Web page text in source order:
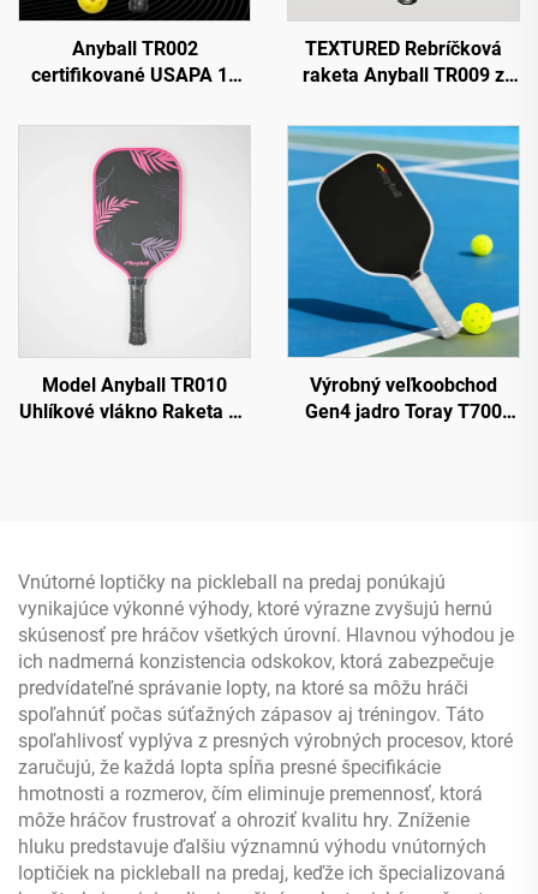
Anyball TR002
certifikované USAPA 16
raketka na padel raketka
na pickleball vysokej
trvanlivosti nástroj na
tréning a zábavu
TEXTURED Rebríčková
raketa Anyball TR009 z
okrajovou ochranou 16
mm
Model Anyball TR010
Uhlíkové vlákno Raketa na
Výrobný veľkoobchod
Gen4 jadro Toray T700
Vnútorné loptičky na pickleball na predaj ponúkajú
vynikajúce výkonné výhody, ktoré výrazne zvyšujú hernú
skúsenosť pre hráčov všetkých úrovní. Hlavnou výhodou je
ich nadmerná konzistencia odskokov, ktorá zabezpečuje
predvídateľné správanie lopty, na ktoré sa môžu hráči
spoľahnúť počas súťažných zápasov aj tréningov. Táto
spoľahlivosť vyplýva z presných výrobných procesov, ktoré
zaručujú, že každá lopta spĺňa presné špecifikácie
hmotnosti a rozmerov, čím eliminuje premennosť, ktorá
môže hráčov frustrovať a ohroziť kvalitu hry. Zníženie
hluku predstavuje ďalšiu významnú výhodu vnútorných
loptičiek na pickleball na predaj, keďže ich špecializovaná